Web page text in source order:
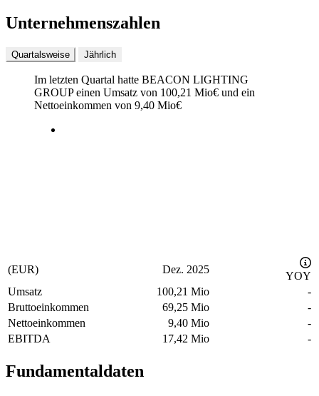
Unternehmenszahlen
Quartalsweise Jährlich
Im letzten Quartal hatte BEACON LIGHTING
GROUP einen Umsatz von 100,21 Mio€ und ein
Nettoeinkommen von 9,40 Mio€
(EUR) Dez. 2025
YOY
Umsatz
100,21 Mio
-
Bruttoeinkommen
69,25 Mio
-
Nettoeinkommen
9,40 Mio
-
EBITDA
17,42 Mio -
Fundamentaldaten